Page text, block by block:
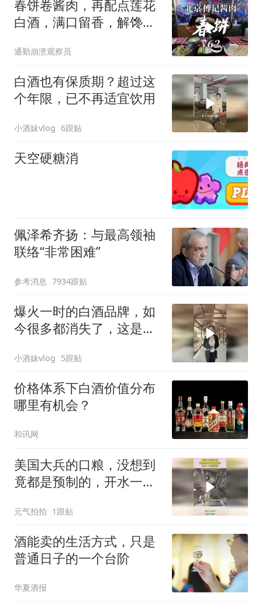
春饼卷酱肉，再配点莲花
白酒，满口留香，解馋又
通勤崩溃观察员
白酒也有保质期？超过这
个年限，已不再适宜饮用
小酒妹vlog 6跟贴
天空硬糖消
佩泽希齐扬：与最高领袖
联络“非常困难”
参考消息 7934跟贴
爆火一时的白酒品牌，如
今很多都消失了，这是为
小酒妹vlog 5跟贴
价格体系下白酒价值分布
哪里有机会？
和讯网
美国大兵的口粮，没想到
竟都是预制的，开水一冲
元气拍拍 1跟贴
酒能卖的生活方式，只是
普通日子的一个台阶
华夏酒报